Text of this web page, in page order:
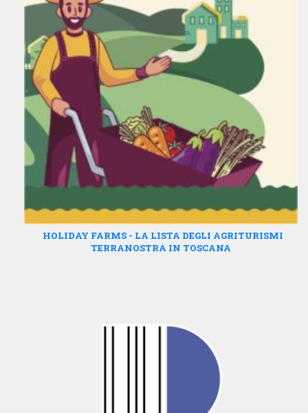
HOLIDAY FARMS - LA LISTA DEGLI AGRITURISMI
TERRANOSTRA IN TOSCANA